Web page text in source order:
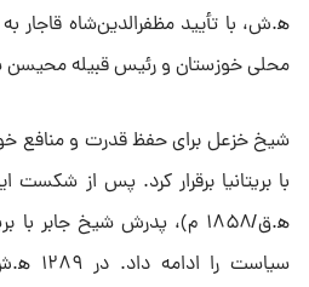
ه‍.ش، با تأیید مظفرالدین‌شاه قاجار
محلی خوزستان و رئیس قبیله محیسن
شیخ خزعل برای حفظ قدرت و منافع
ه‍.ق/۱۸۵۸ م)، پدرش شیخ جابر